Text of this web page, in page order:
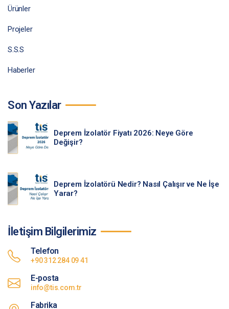
Ürünler
Projeler
S.S.S
Haberler
Son Yazılar
Deprem İzolatör Fiyatı 2026: Neye Göre
Değişir?
Deprem İzolatörü Nedir? Nasıl Çalışır ve Ne İşe
Yarar?
İletişim Bilgilerimiz
Telefon
+90 312 284 09 41
E-posta
info@tis.com.tr
Fabrika